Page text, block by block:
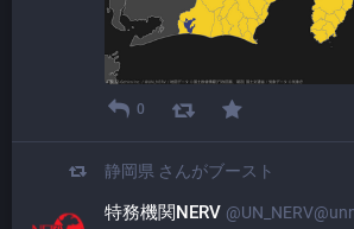
0
静岡県 さんがブースト
特務機関NERV